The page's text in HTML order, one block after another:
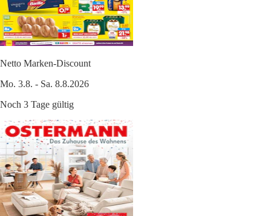
Netto Marken-Discount
Mo. 3.8. - Sa. 8.8.2026
Noch 3 Tage gültig